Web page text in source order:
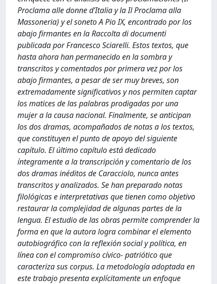
Proclama alle donne d’Italia y la Il Proclama alla
Massoneria) y el soneto A Pio IX, encontrado por los
abajo firmantes en la Raccolta di documenti
publicada por Francesco Sciarelli. Estos textos, que
hasta ahora han permanecido en la sombra y
transcritos y comentados por primera vez por los
abajo firmantes, a pesar de ser muy breves, son
extremadamente significativos y nos permiten captar
los matices de las palabras prodigadas por una
mujer a la causa nacional. Finalmente, se anticipan
los dos dramas, acompañados de notas a los textos,
que constituyen el punto de apoyo del siguiente
capítulo. El último capítulo está dedicado
íntegramente a la transcripción y comentario de los
dos dramas inéditos de Caracciolo, nunca antes
transcritos y analizados. Se han preparado notas
filológicas e interpretativas que tienen como objetivo
restaurar la complejidad de algunas partes de la
lengua. El estudio de las obras permite comprender la
forma en que la autora logra combinar el elemento
autobiográfico con la reflexión social y política, en
línea con el compromiso cívico- patriótico que
caracteriza sus corpus. La metodología adoptada en
este trabajo presenta explícitamente un enfoque